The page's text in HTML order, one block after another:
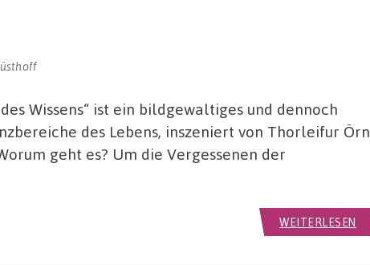
Wissens“ ist ein bildgewaltiges und dennoch
des Lebens, inszeniert von Thorleifur Örn
geht es? Um die Vergessenen der
WEITERLESEN